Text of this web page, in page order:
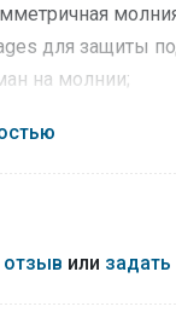
для защиты
на молнии;
«под
T Stretch
отзыв или